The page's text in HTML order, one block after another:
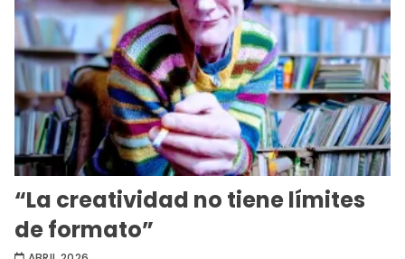
“La creatividad no tiene límites
de formato”